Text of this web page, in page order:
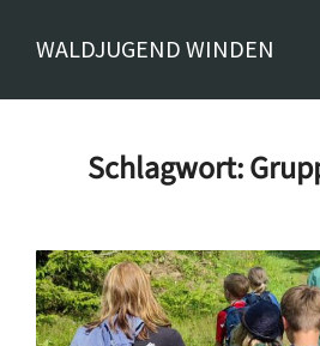
InhaltWALDJUGEND WINDEN
Schlagwort: